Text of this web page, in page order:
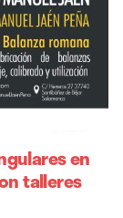
en
talleres